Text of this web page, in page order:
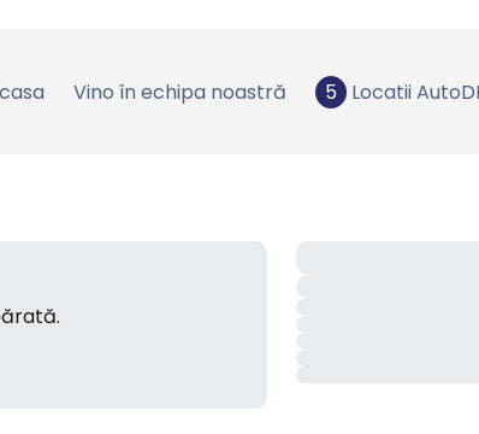
Vino în echipa noastră 5 Locatii